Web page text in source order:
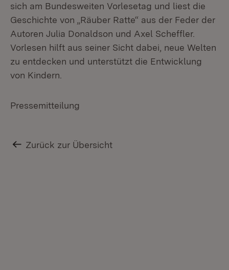
sich am Bundesweiten Vorlesetag und liest die
Geschichte von „Räuber Ratte“ aus der Feder der
Autoren Julia Donaldson und Axel Scheffler.
Vorlesen hilft aus seiner Sicht dabei, neue Welten
zu entdecken und unterstützt die Entwicklung
von Kindern.
Pressemitteilung
Zurück zur Übersicht